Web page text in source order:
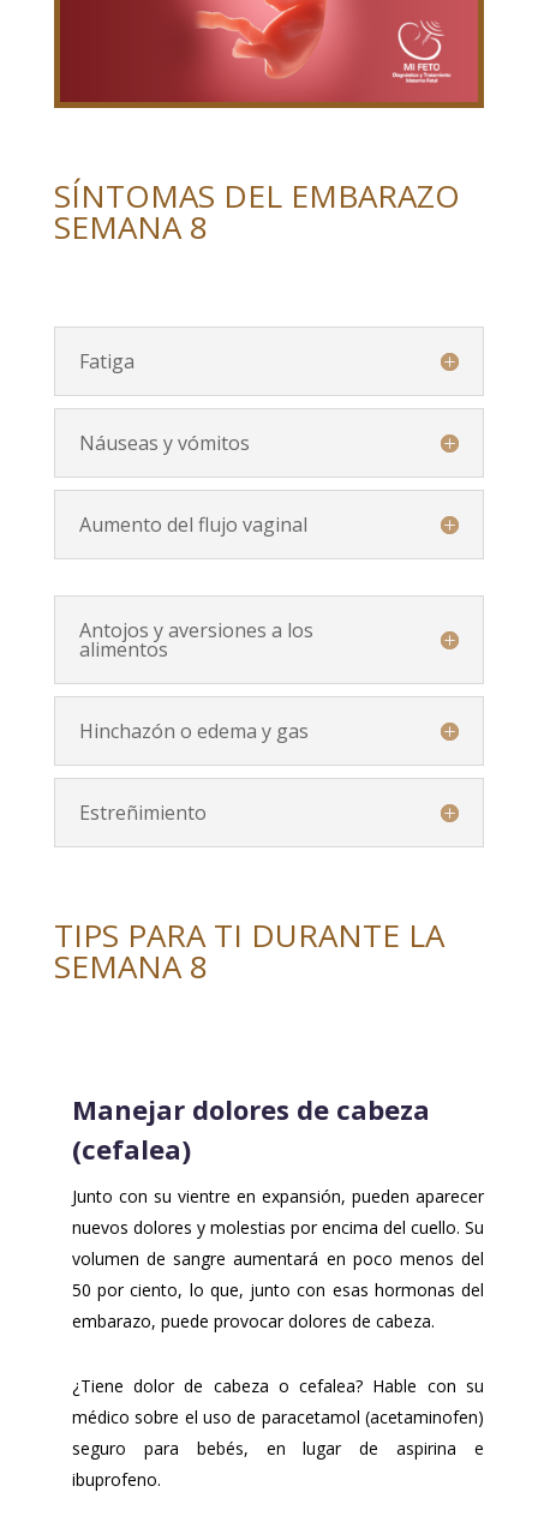
SÍNTOMAS DEL EMBARAZO
SEMANA 8
Fatiga
Náuseas y vómitos
Aumento del flujo vaginal
Antojos y aversiones a los
alimentos
Hinchazón o edema y gas
Estreñimiento
TIPS PARA TI DURANTE LA
SEMANA 8
Manejar dolores de cabeza
(cefalea)
Junto con su vientre en expansión, pueden aparecer
nuevos dolores y molestias por encima del cuello. Su
volumen de sangre aumentará en poco menos del
50 por ciento, lo que, junto con esas hormonas del
embarazo, puede provocar dolores de cabeza.
¿Tiene dolor de cabeza o cefalea? Hable con su
médico sobre el uso de paracetamol (acetaminofen)
seguro para bebés, en lugar de aspirina e
ibuprofeno.